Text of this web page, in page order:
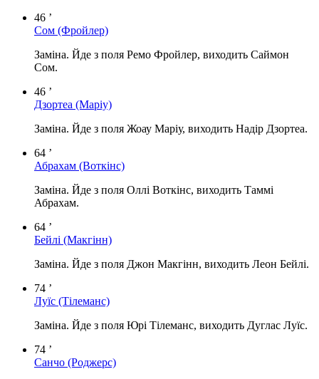
46 ’
Сом (Фройлер)
Заміна. Йде з поля Ремо Фройлер, виходить Саймон
Сом.
46 ’
Дзортеа (Маріу)
Заміна. Йде з поля Жоау Маріу, виходить Надір Дзортеа.
64 ’
Абрахам (Воткінс)
Заміна. Йде з поля Оллі Воткінс, виходить Таммі
Абрахам.
64 ’
Бейлі (Макгінн)
Заміна. Йде з поля Джон Макгінн, виходить Леон Бейлі.
74 ’
Луїс (Тілеманс)
Заміна. Йде з поля Юрі Тілеманс, виходить Дуглас Луїс.
74 ’
Санчо (Роджерс)